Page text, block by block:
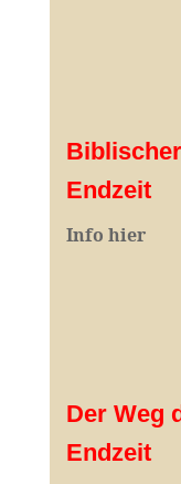
Endzeit
Info hier
Der Weg
Endzeit